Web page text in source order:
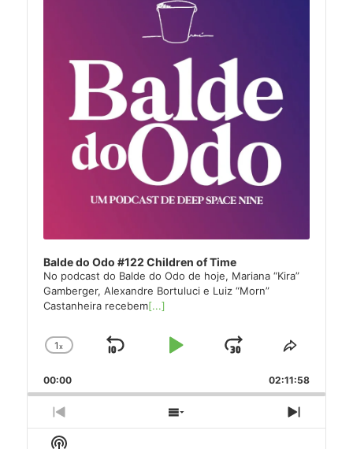
Balde do Odo #122 Children of Time
No podcast do Balde do Odo de hoje, Mariana “Kira”
Gamberger, Alexandre Bortuluci e Luiz “Morn”
Castanheira recebem[...]
Change
Rate
1x
Skip
Play
Jump
Forward
Share
Episode
00:00 02:11:58
Previous
Episode
Show
Episodes
Next
Episode
Show